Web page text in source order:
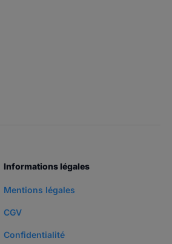
Informations légales
Mentions légales
CGV
Confidentialité